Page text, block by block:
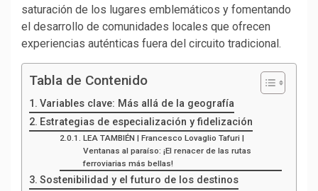
saturación de los lugares emblemáticos y fomentando
el desarrollo de comunidades locales que ofrecen
experiencias auténticas fuera del circuito tradicional.
Tabla de Contenido
Variables clave: Más allá de la geografía
Estrategias de especialización y fidelización
LEA TAMBIÉN | Francesco Lovaglio Tafuri |
Ventanas al paraíso: ¡El renacer de las rutas
ferroviarias más bellas!
Sostenibilidad y el futuro de los destinos